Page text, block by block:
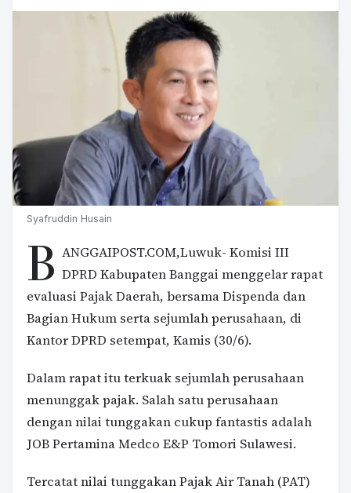
Syafruddin Husain
B ANGGAIPOST.COM,Luwuk- Komisi III
DPRD Kabupaten Banggai menggelar rapat
evaluasi Pajak Daerah, bersama Dispenda dan
Bagian Hukum serta sejumlah perusahaan, di
Kantor DPRD setempat, Kamis (30/6).
Dalam rapat itu terkuak sejumlah perusahaan
menunggak pajak. Salah satu perusahaan
dengan nilai tunggakan cukup fantastis adalah
JOB Pertamina Medco E&P Tomori Sulawesi.
Tercatat nilai tunggakan Pajak Air Tanah (PAT)